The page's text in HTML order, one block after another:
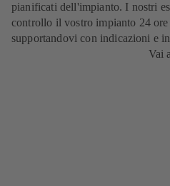
pianificati dell'impianto. I nostri
controllo il vostro impianto 24
supportandovi con indicazioni e
Vai